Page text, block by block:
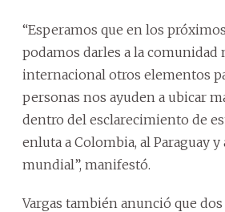
“Esperamos que en los
podamos darles a la comunidad
internacional otros elementos
personas nos ayuden a ubicar
dentro del esclarecimiento de
enluta a Colombia, al Paraguay y
mundial”, manifestó.
Vargas también anunció que